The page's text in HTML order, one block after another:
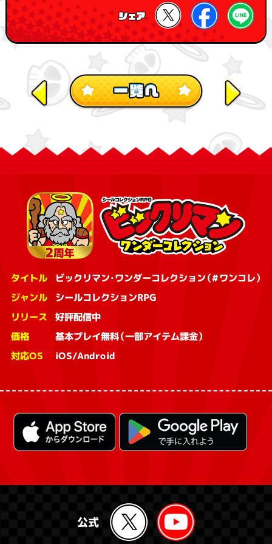
タイトル ビックリマン・ワンダーコレクション（#ワンコレ）
ジャンル シールコレクションRPG
リリース 好評配信中
価格 基本プレイ無料（一部アイテム課金）
対応OS iOS/Android